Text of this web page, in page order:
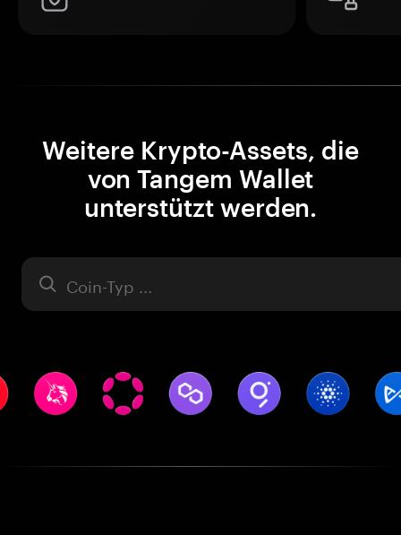
Weitere Krypto-Assets, die
von Tangem Wallet
unterstützt werden.
Asset